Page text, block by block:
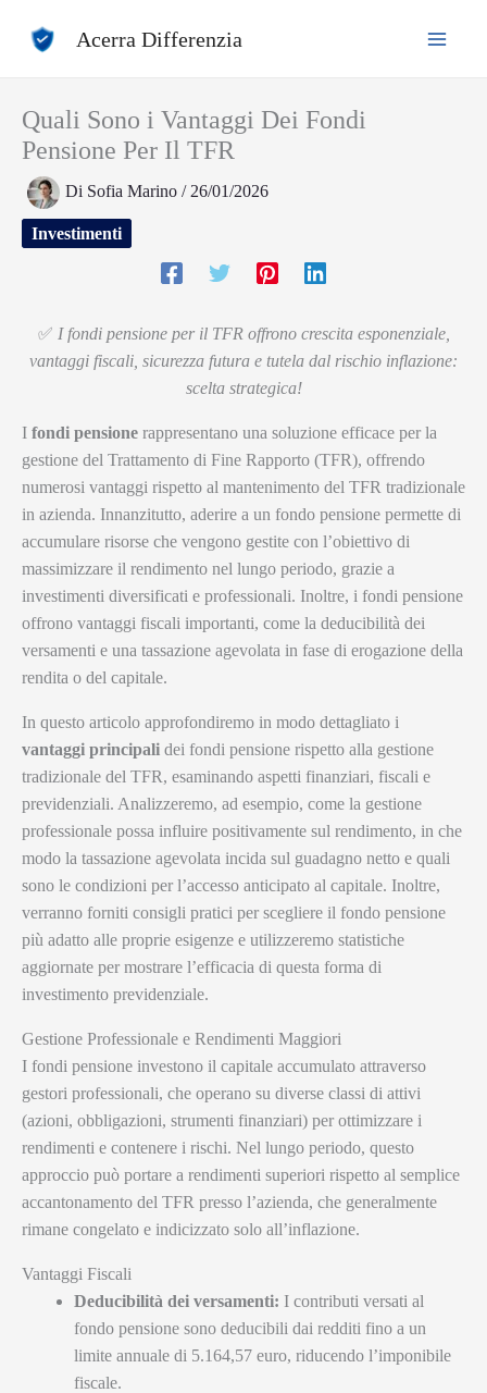
Acerra Differenzia
Quali Sono i Vantaggi Dei Fondi
Pensione Per Il TFR
Di Sofia Marino / 26/01/2026
Investimenti
✅ I fondi pensione per il TFR offrono crescita esponenziale,
vantaggi fiscali, sicurezza futura e tutela dal rischio inflazione:
scelta strategica!
I fondi pensione rappresentano una soluzione efficace per la
gestione del Trattamento di Fine Rapporto (TFR), offrendo
numerosi vantaggi rispetto al mantenimento del TFR tradizionale
in azienda. Innanzitutto, aderire a un fondo pensione permette di
accumulare risorse che vengono gestite con l’obiettivo di
massimizzare il rendimento nel lungo periodo, grazie a
investimenti diversificati e professionali. Inoltre, i fondi pensione
offrono vantaggi fiscali importanti, come la deducibilità dei
versamenti e una tassazione agevolata in fase di erogazione della
rendita o del capitale.
In questo articolo approfondiremo in modo dettagliato i
vantaggi principali dei fondi pensione rispetto alla gestione
tradizionale del TFR, esaminando aspetti finanziari, fiscali e
previdenziali. Analizzeremo, ad esempio, come la gestione
professionale possa influire positivamente sul rendimento, in che
modo la tassazione agevolata incida sul guadagno netto e quali
sono le condizioni per l’accesso anticipato al capitale. Inoltre,
verranno forniti consigli pratici per scegliere il fondo pensione
più adatto alle proprie esigenze e utilizzeremo statistiche
aggiornate per mostrare l’efficacia di questa forma di
investimento previdenziale.
Gestione Professionale e Rendimenti Maggiori
I fondi pensione investono il capitale accumulato attraverso
gestori professionali, che operano su diverse classi di attivi
(azioni, obbligazioni, strumenti finanziari) per ottimizzare i
rendimenti e contenere i rischi. Nel lungo periodo, questo
approccio può portare a rendimenti superiori rispetto al semplice
accantonamento del TFR presso l’azienda, che generalmente
rimane congelato e indicizzato solo all’inflazione.
Vantaggi Fiscali
Deducibilità dei versamenti: I contributi versati al
fondo pensione sono deducibili dai redditi fino a un
limite annuale di 5.164,57 euro, riducendo l’imponibile
fiscale.